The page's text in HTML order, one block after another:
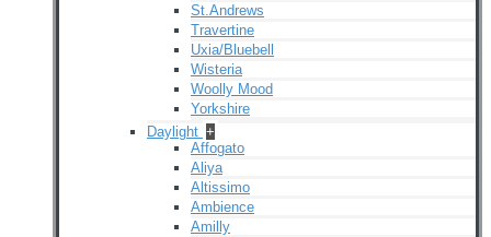
St.Andrews
Travertine
Uxia/Bluebell
Wisteria
Woolly Mood
Yorkshire
Daylight +
Affogato
Aliya
Altissimo
Ambience
Amilly